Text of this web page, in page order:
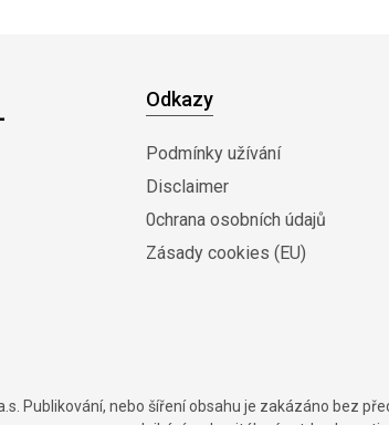
Odkazy
Podmínky užívání
Disclaimer
0chrana osobních údajů
Zásady cookies (EU)
Publikování, nebo šíření obsahu je zakázáno bez